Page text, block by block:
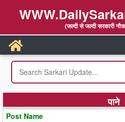
(जल्दी से जल्दी सरकारी
पाने
Post Name